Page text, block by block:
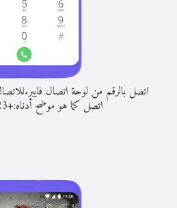
اتصل بالرقم من لوحة اتصال فايبر.
اتصل كما هو موضح أدناه:+